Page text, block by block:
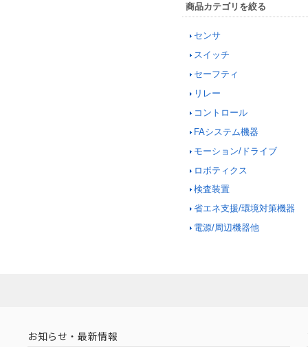
商品カテゴリを絞る
センサ
スイッチ
セーフティ
リレー
コントロール
FAシステム機器
モーション/ドライブ
ロボティクス
検査装置
省エネ支援/環境対策機器
電源/周辺機器他
お知らせ・最新情報